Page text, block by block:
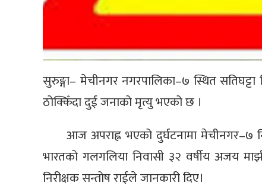
सुरुङ्गा– मेचीनगर नगरपालिका–७ स्थित
ठोक्किँदा दुई जनाको मृत्यु भएको छ ।
आज अपराह्न भएको दुर्घटनामा मेचीनगर–७
भारतको गलगलिया निवासी ३२ वर्षीय अजय
निरीक्षक सन्तोष राईले जानकारी दिए।